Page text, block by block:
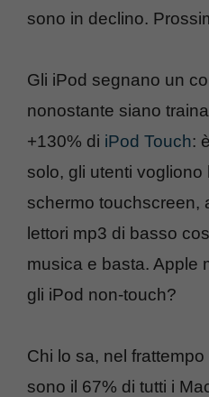
sono in declino.
Gli iPod segnano un
nonostante siano
+130% di iPod Touch:
solo, gli utenti vogliono
schermo touchscreen,
lettori mp3 di basso
musica e basta. Apple
gli iPod non-touch?
Chi lo sa, nel
sono il 67% di tutti i